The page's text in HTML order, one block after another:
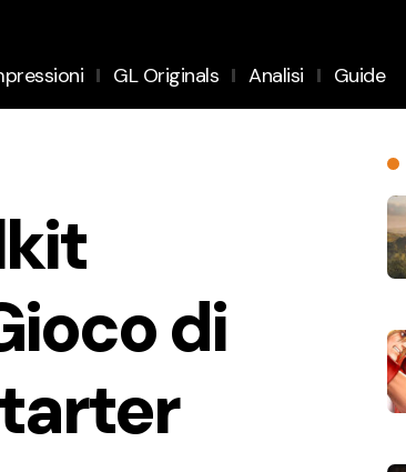
GL Originals Analisi Guide
di